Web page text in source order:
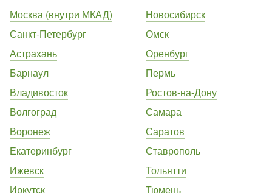
Москва (внутри МКАД)
Санкт-Петербург
Астрахань
Барнаул
Владивосток
Волгоград
Воронеж
Екатеринбург
Ижевск
Иркутск
Новосибирск
Омск
Оренбург
Пермь
Ростов-на-Дону
Самара
Саратов
Ставрополь
Тольятти
Тюмень